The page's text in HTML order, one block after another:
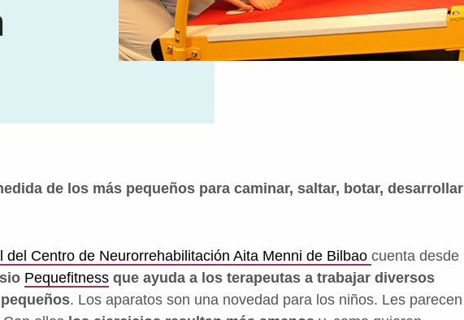
de los más pequeños para caminar, saltar, botar, desarrollar
Centro de Neurorrehabilitación Aita Menni de Bilbao cuenta desde
Pequefitness que ayuda a los terapeutas a trabajar diversos
. Los aparatos son una novedad para los niños. Les parecen